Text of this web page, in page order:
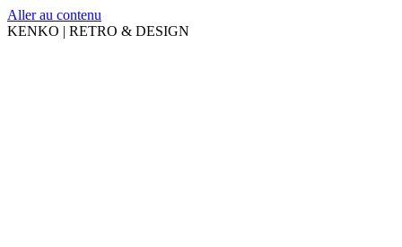
Aller au contenu
KENKO | RETRO & DESIGN